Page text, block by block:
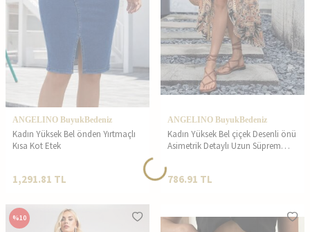
ANGELINO BuyukBedeniz
Kadın Yüksek Bel önden Yırtmaçlı
Kısa Kot Etek
1,291.81 TL
ANGELINO BuyukBedeniz
Kadın Yüksek Bel çiçek Desenli önü
Asimetrik Detaylı Uzun Süprem
786.91 TL
%10